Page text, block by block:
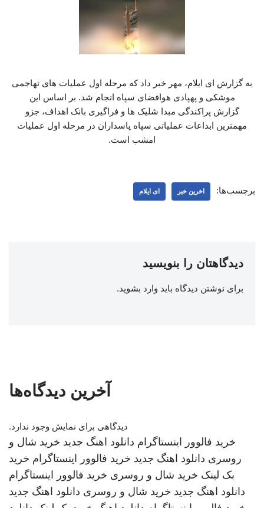
به گزارش ای ایلام، مهر خبر داد که مرحله اول عملیات های تهاجمی
موشکی و پهپادی هوافضای سپاه انجام شد. بر اساس این
گزارش پراکندگی مبدا شلیک ها و فراگیری بانک اهداف، جزو
مهمترین ابداعات عملیاتی سپاه پاسداران در مرحله اول عملیات
امشب است.
برچسب‌ها: اخرین خبر ای ایلام
دیدگاهتان را بنویسید
برای نوشتن دیدگاه باید وارد بشوید.
آخرین دیدگاه‌ها
دیدگاهی برای نمایش وجود ندارد.
خرید فالوور اینستاگرام دانلود اهنگ جدید خرید شال و
روسری دانلود اهنگ جدید خرید فالوور اینستاگرام خرید
بک لینک خرید شال و روسری خرید فالوور اینستاگرام
دانلود اهنگ جدید خرید شال و روسری دانلود اهنگ جدید